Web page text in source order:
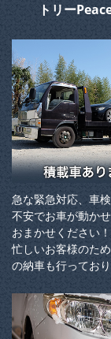
トリー
急な緊急対応、車
不安でお車が動か
おまかせください
忙しいお客様のた
の納⾞も⾏っており